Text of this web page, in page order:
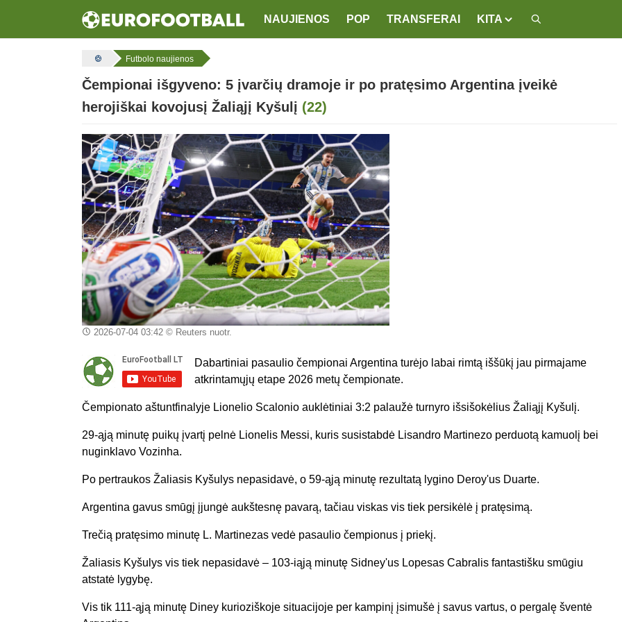
NAUJIENOS POP TRANSFERAI KITA
Futbolo naujienos
Čempionai išgyveno: 5 įvarčių dramoje ir po pratęsimo Argentina įveikė
herojiškai kovojusį Žaliąjį Kyšulį (22)
2026-07-04 03:42© Reuters nuotr.
Dabartiniai pasaulio čempionai Argentina turėjo labai rimtą iššūkį jau pirmajame
atkrintamųjų etape 2026 metų čempionate.
Čempionato aštuntfinalyje Lionelio Scalonio auklėtiniai 3:2 palaužė turnyro išsišokėlius Žaliąjį Kyšulį.
29-ąją minutę puikų įvartį pelnė Lionelis Messi, kuris susistabdė Lisandro Martinezo perduotą kamuolį bei
nuginklavo Vozinha.
Po pertraukos Žaliasis Kyšulys nepasidavė, o 59-ąją minutę rezultatą lygino Deroy'us Duarte.
Argentina gavus smūgį įjungė aukštesnę pavarą, tačiau viskas vis tiek persikėlė į pratęsimą.
Trečią pratęsimo minutę L. Martinezas vedė pasaulio čempionus į priekį.
Žaliasis Kyšulys vis tiek nepasidavė – 103-iąją minutę Sidney'us Lopesas Cabralis fantastišku smūgiu
atstatė lygybę.
Vis tik 111-ąją minutę Diney kurioziškoje situacijoje per kampinį įsimušė į savus vartus, o pergalę šventė